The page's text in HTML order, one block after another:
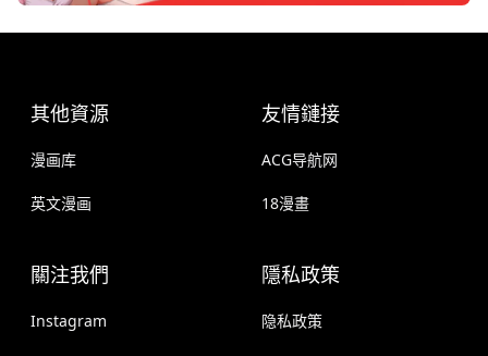
其他資源
漫画库
英文漫画
友情鏈接
ACG导航网
18漫畫
關注我們
Instagram
隱私政策
隐私政策